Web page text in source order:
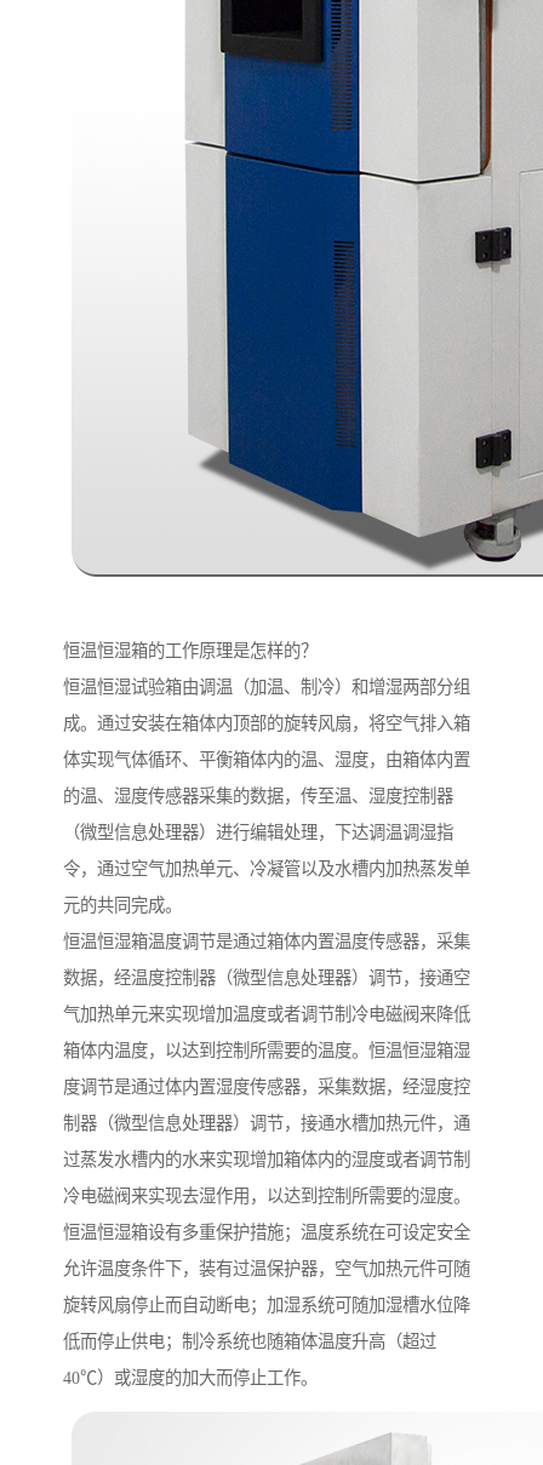
恒温恒湿箱的工作原理是怎样的？
恒温恒湿试验箱由调温（加温、制冷）和增湿两部分组
成。通过安装在箱体内顶部的旋转风扇，将空气排入箱
体实现气体循环、平衡箱体内的温、湿度，由箱体内置
的温、湿度传感器采集的数据，传至温、湿度控制器
（微型信息处理器）进行编辑处理，下达调温调湿指
令，通过空气加热单元、冷凝管以及水槽内加热蒸发单
元的共同完成。
恒温恒湿箱温度调节是通过箱体内置温度传感器，采集
数据，经温度控制器（微型信息处理器）调节，接通空
气加热单元来实现增加温度或者调节制冷电磁阀来降低
箱体内温度，以达到控制所需要的温度。恒温恒湿箱湿
度调节是通过体内置湿度传感器，采集数据，经湿度控
制器（微型信息处理器）调节，接通水槽加热元件，通
过蒸发水槽内的水来实现增加箱体内的湿度或者调节制
冷电磁阀来实现去湿作用，以达到控制所需要的湿度。
恒温恒湿箱设有多重保护措施；温度系统在可设定安全
允许温度条件下，装有过温保护器，空气加热元件可随
旋转风扇停止而自动断电；加湿系统可随加湿槽水位降
低而停止供电；制冷系统也随箱体温度升高（超过
40℃）或湿度的加大而停止工作。